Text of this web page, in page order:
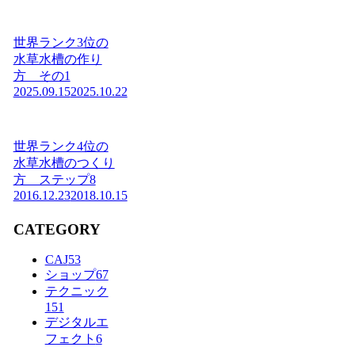
世界ランク3位の
水草水槽の作り
方 その1
2025.09.152025.10.22
世界ランク4位の
水草水槽のつくり
方 ステップ8
2016.12.232018.10.15
CATEGORY
CAJ53
ショップ67
テクニック
151
デジタルエ
フェクト 6